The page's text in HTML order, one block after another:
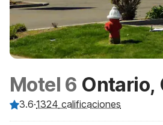
Motel 6 Ontario,
3.6·1324 calificaciones